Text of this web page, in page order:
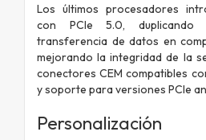
Los últimos procesadores
con PCIe 5.0, duplicando
transferencia de datos en
mejorando la integridad de la
conectores CEM compatibles
y soporte para versiones PCIe
Personalización